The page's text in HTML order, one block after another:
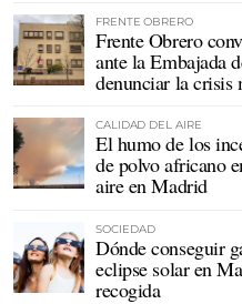
FRENTE OBRERO
Frente Obrero
ante la Embajada
denunciar la crisis
CALIDAD DEL AIRE
El humo de los
de polvo africano
aire en Madrid
SOCIEDAD
Dónde conseguir
eclipse solar en
recogida